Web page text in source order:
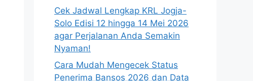
Cek Jadwal Lengkap KRL Jogja-
Solo Edisi 12 hingga 14 Mei 2026
agar Perjalanan Anda Semakin
Nyaman!
Cara Mudah Mengecek Status
Penerima Bansos 2026 dan Data